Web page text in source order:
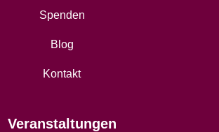
Spenden
Blog
Kontakt
Veranstaltungen